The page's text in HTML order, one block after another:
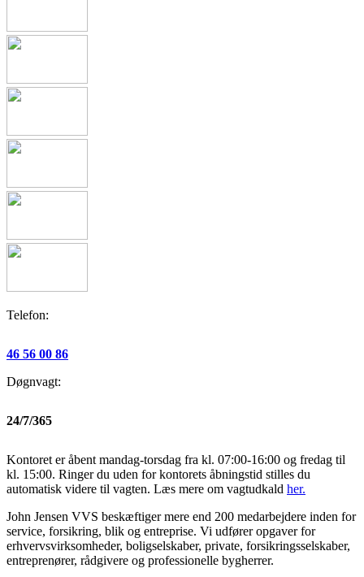
Telefon:
46 56 00 86
Døgnvagt:
24/7/365
Kontoret er åbent mandag-torsdag fra kl. 07:00-16:00 og fredag til
kl. 15:00. Ringer du uden for kontorets åbningstid stilles du
automatisk videre til vagten. Læs mere om vagtudkald her.
John Jensen VVS beskæftiger mere end 200 medarbejdere inden for
service, forsikring, blik og entreprise. Vi udfører opgaver for
erhvervsvirksomheder, boligselskaber, private, forsikringsselskaber,
entreprenører, rådgivere og professionelle bygherrer.